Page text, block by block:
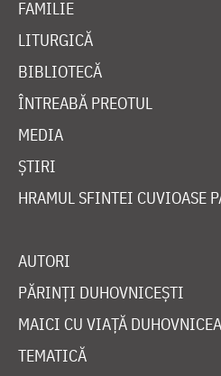
FAMILIE
LITURGICĂ
BIBLIOTECĂ
ÎNTREABĂ PREOTUL
MEDIA
ȘTIRI
HRAMUL SFINTEI CUVIOASE
AUTORI
PĂRINȚI DUHOVNICEȘTI
MAICI CU VIAȚĂ
TEMATICĂ